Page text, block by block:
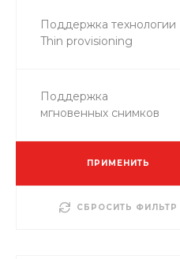
Поддержка технологии
Thin provisioning
Поддержка
мгновенных снимков
ПРИМЕНИТЬ
СБРОСИТЬ ФИЛЬТР